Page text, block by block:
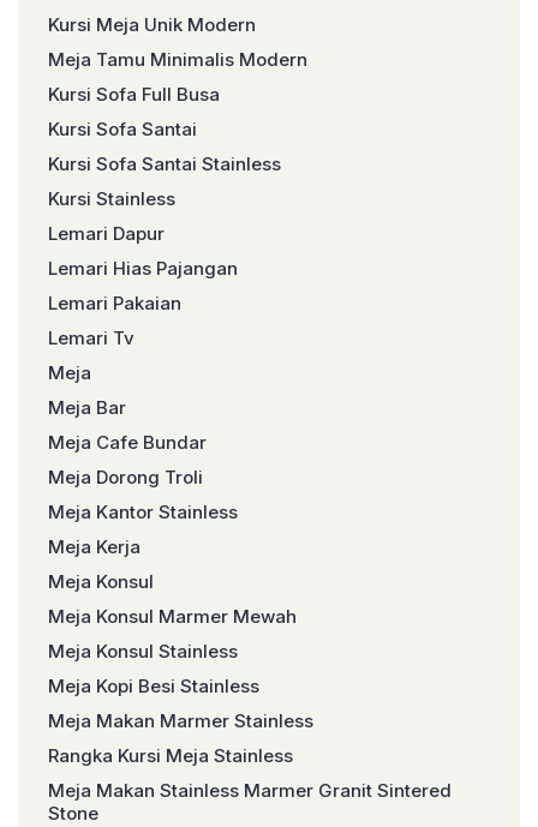
Kursi Meja Unik Modern
Meja Tamu Minimalis Modern
Kursi Sofa Full Busa
Kursi Sofa Santai
Kursi Sofa Santai Stainless
Kursi Stainless
Lemari Dapur
Lemari Hias Pajangan
Lemari Pakaian
Lemari Tv
Meja
Meja Bar
Meja Cafe Bundar
Meja Dorong Troli
Meja Kantor Stainless
Meja Kerja
Meja Konsul
Meja Konsul Marmer Mewah
Meja Konsul Stainless
Meja Kopi Besi Stainless
Meja Makan Marmer Stainless
Rangka Kursi Meja Stainless
Meja Makan Stainless Marmer Granit Sintered
Stone